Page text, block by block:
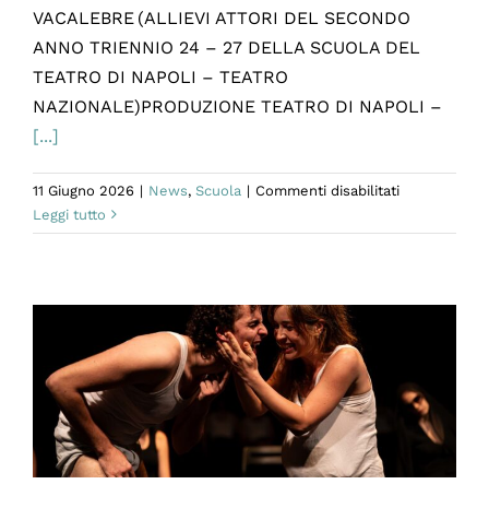
VACALEBRE (ALLIEVI ATTORI DEL SECONDO
ANNO TRIENNIO 24 – 27 DELLA SCUOLA DEL
TEATRO DI NAPOLI – TEATRO
NAZIONALE)PRODUZIONE TEATRO DI NAPOLI –
[...]
11 Giugno 2026 | News, Scuola | Commenti disabilitatisu
Campania
QUINDICI
QUALCHE
ESPERIENZA
Leggi tutto